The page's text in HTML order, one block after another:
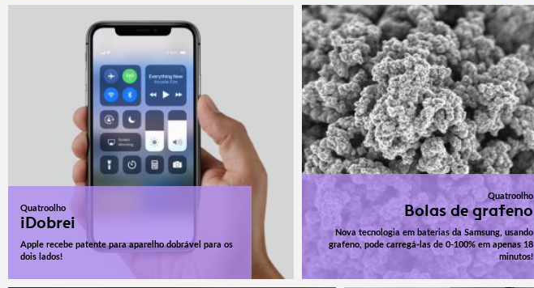
Quatroolho
iDobrei
Apple recebe patente para aparelho dobrável para os
dois lados!
Quatroolho
Bolas de grafeno
Nova tecnologia em baterias da Samsung, usando
grafeno, pode carregá-las de 0-100% em apenas 18
minutos!